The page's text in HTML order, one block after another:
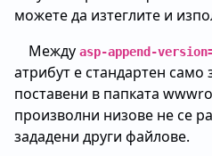
можете да изтеглите и
Между asp-append-
атрибут е стандартен само
поставени в папката
произволни низове не се
зададени други файлове.